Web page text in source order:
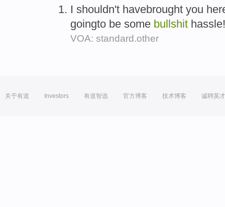
I shouldn't havebrought you
goingto be some bullshit
VOA: standard.other
关于有道 Investors 有道智选 官方博客 技术博客 诚聘英才